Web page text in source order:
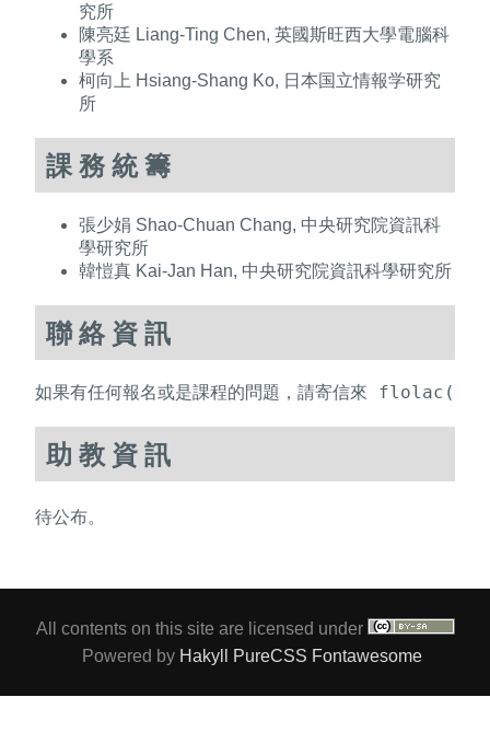
究所
陳亮廷 Liang-Ting Chen, 英國斯旺西大學電腦科
學系
柯向上 Hsiang-Shang Ko, 日本国立情報学研究
所
課務統籌
張少娟 Shao-Chuan Chang, 中央研究院資訊科
學研究所
韓愷真 Kai-Jan Han, 中央研究院資訊科學研究所
聯絡資訊
如果有任何報名或是課程的問題，請寄信來
助教資訊
待公布。
All contents on this site are licensed under
Powered by Hakyll PureCSS Fontawesome